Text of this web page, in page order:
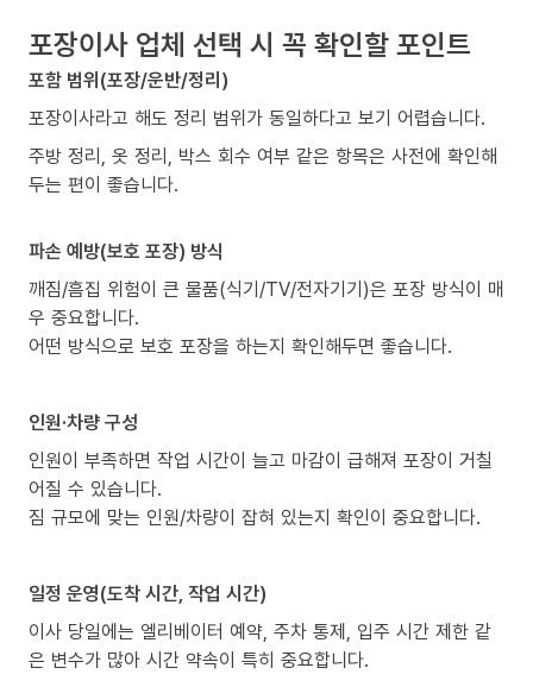
포장이사 업체 선택 시 꼭 확인할 포인트
포함 범위(포장/운반/정리)
포장이사라고 해도 정리 범위가 동일하다고 보기 어렵습니다.
주방 정리, 옷 정리, 박스 회수 여부 같은 항목은 사전에 확인해
두는 편이 좋습니다.
파손 예방(보호 포장) 방식
깨짐/흠집 위험이 큰 물품(식기/TV/전자기기)은 포장 방식이 매
우 중요합니다.
어떤 방식으로 보호 포장을 하는지 확인해두면 좋습니다.
인원·차량 구성
인원이 부족하면 작업 시간이 늘고 마감이 급해져 포장이 거칠
어질 수 있습니다.
짐 규모에 맞는 인원/차량이 잡혀 있는지 확인이 중요합니다.
일정 운영(도착 시간, 작업 시간)
이사 당일에는 엘리베이터 예약, 주차 통제, 입주 시간 제한 같
은 변수가 많아 시간 약속이 특히 중요합니다.